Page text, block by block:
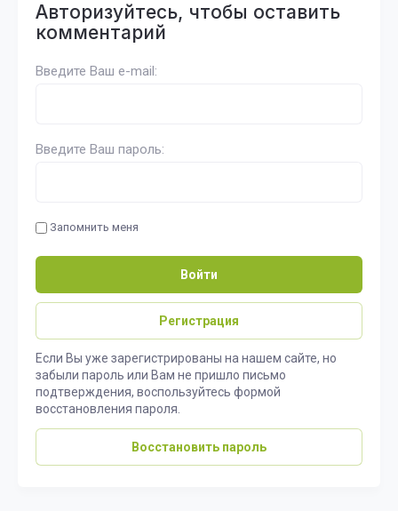
Авторизуйтесь, чтобы оставить
комментарий
Введите Ваш e-mail:
Введите Ваш пароль:
Запомнить меня
Войти
Регистрация
Если Вы уже зарегистрированы на нашем сайте, но
забыли пароль или Вам не пришло письмо
подтверждения, воспользуйтесь формой
восстановления пароля.
Восстановить пароль